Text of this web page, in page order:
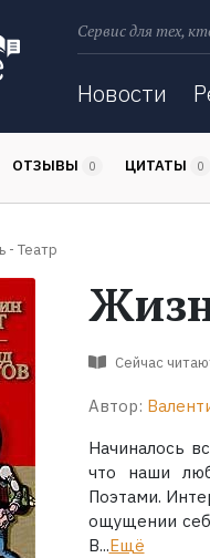
Сервис для тех,
Новости
ОТЗЫВЫ 0 ЦИТАТЫ 0
- Театр
Сейчас
Автор:
Начиналось
что наши
Поэтами.
ощущении
В...Ещё